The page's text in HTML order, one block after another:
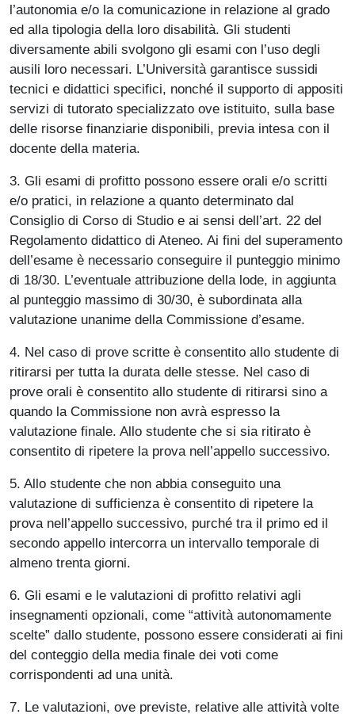
l’autonomia e/o la comunicazione in relazione al grado
ed alla tipologia della loro disabilità. Gli studenti
diversamente abili svolgono gli esami con l’uso degli
ausili loro necessari. L’Università garantisce sussidi
tecnici e didattici specifici, nonché il supporto di appositi
servizi di tutorato specializzato ove istituito, sulla base
delle risorse finanziarie disponibili, previa intesa con il
docente della materia.
3. Gli esami di profitto possono essere orali e/o scritti
e/o pratici, in relazione a quanto determinato dal
Consiglio di Corso di Studio e ai sensi dell’art. 22 del
Regolamento didattico di Ateneo. Ai fini del superamento
dell’esame è necessario conseguire il punteggio minimo
di 18/30. L’eventuale attribuzione della lode, in aggiunta
al punteggio massimo di 30/30, è subordinata alla
valutazione unanime della Commissione d’esame.
4. Nel caso di prove scritte è consentito allo studente di
ritirarsi per tutta la durata delle stesse. Nel caso di
prove orali è consentito allo studente di ritirarsi sino a
quando la Commissione non avrà espresso la
valutazione finale. Allo studente che si sia ritirato è
consentito di ripetere la prova nell’appello successivo.
5. Allo studente che non abbia conseguito una
valutazione di sufficienza è consentito di ripetere la
prova nell’appello successivo, purché tra il primo ed il
secondo appello intercorra un intervallo temporale di
almeno trenta giorni.
6. Gli esami e le valutazioni di profitto relativi agli
insegnamenti opzionali, come “attività autonomamente
scelte” dallo studente, possono essere considerati ai fini
del conteggio della media finale dei voti come
corrispondenti ad una unità.
7. Le valutazioni, ove previste, relative alle attività volte